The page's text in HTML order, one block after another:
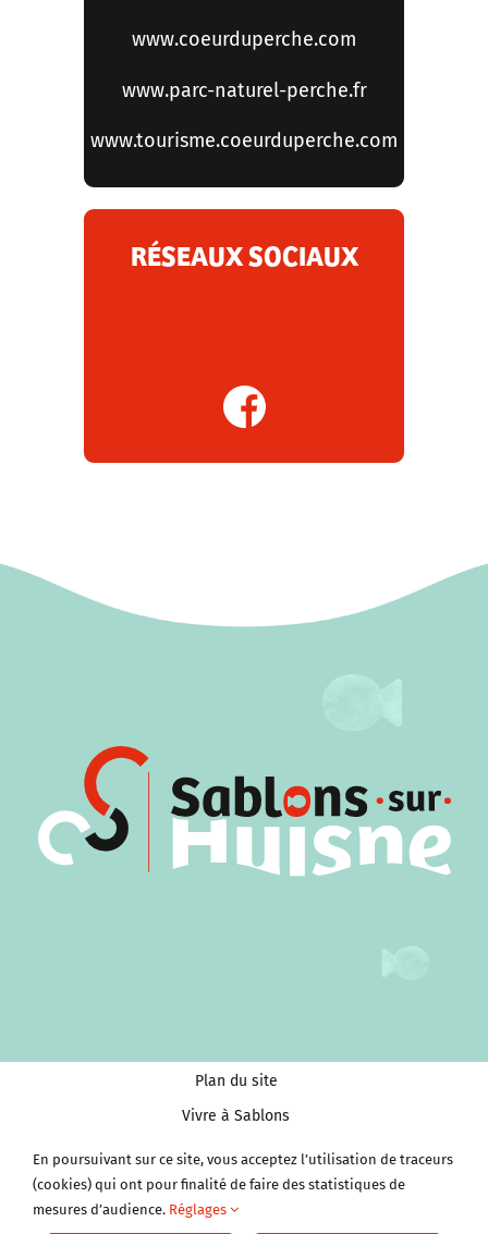
www.coeurduperche.com
www.parc-naturel-perche.fr
www.tourisme.coeurduperche.com
RÉSEAUX SOCIAUX
Plan du site
Vivre à Sablons
Tourisme et Culture
Économie et services
Clubs et Associations
En poursuivant sur ce site, vous acceptez l’utilisation de traceurs
(cookies) qui ont pour finalité de faire des statistiques de
mesures d’audience. Réglages